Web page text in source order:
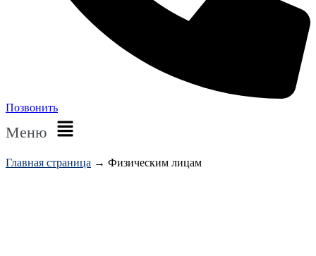
Позвонить
Меню
Главная страница → Физическим лицам